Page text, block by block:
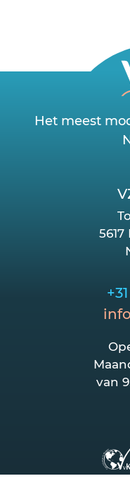
Het meest
van